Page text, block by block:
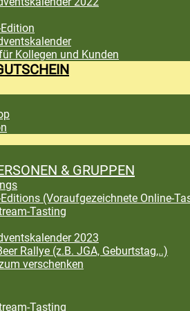
Kollegen und Kunden
& GRUPPEN
(Voraufgezeichnete Online-
Tasting
2023
Rallye (z.B. JGA, Geburtstag,..)
verschenken
Tasting